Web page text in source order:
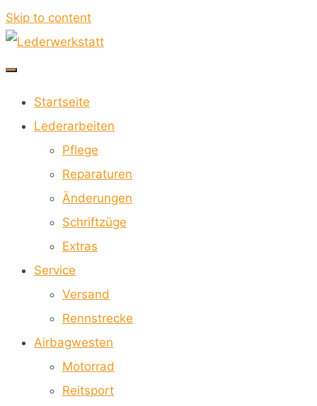
Skip to content
Lederwerkstatt
FÜR
MOTORRADKOMBIS
Startseite
Lederarbeiten
Pflege
Reparaturen
Änderungen
Schriftzüge
Extras
Service
Versand
Rennstrecke
Airbagwesten
Motorrad
Reitsport